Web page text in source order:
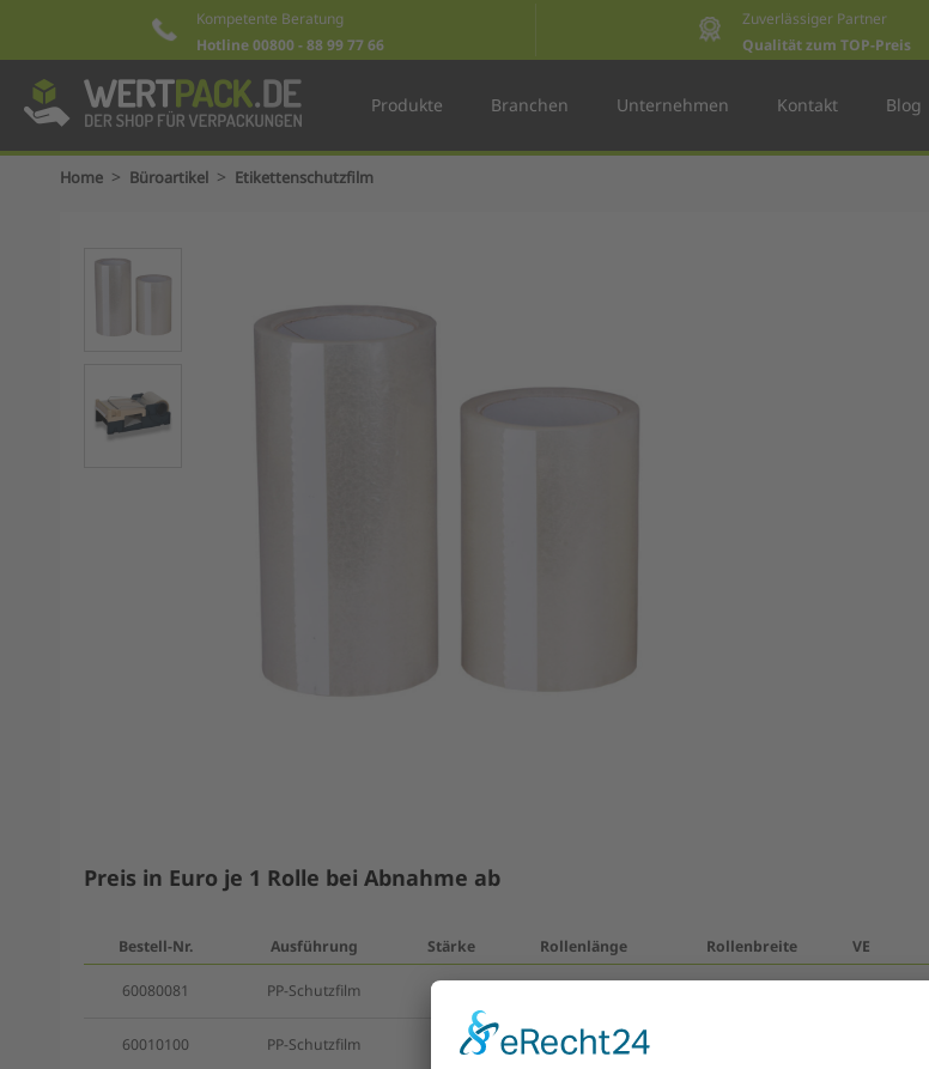
Kompetente Beratung
Hotline 00800 - 88 99 77 66
Zuverlässiger Partner
Qualität zum TOP-Preis
Produkte Branchen Unternehmen Kontakt Blog
Home > Büroartikel > Etikettenschutzfilm
Preis in Euro je 1 Rolle bei Abnahme ab
Bestell-Nr.
Ausführung Stärke Rollenlänge Rollenbreite VE
60080081 PP-Schutzfilm 25 my
60010100 PP-Schutzfilm 25 my 66 m